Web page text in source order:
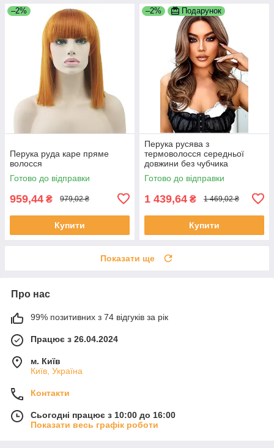
–2%
Перука руда каре пряме
волосся
Готово до відправки
959,44 ₴ 979,02 ₴
Купити
–2% Подарунок
Перука русява з
термоволосся середньої
довжини без чубчика
коричнева (LC2164)
Готово до відправки
1 439,64 ₴ 1 469,02 ₴
Купити
Показати ще
Про нас
99% позитивних з 74 відгуків за рік
Працює з 26.04.2024
м. Київ
Київ, Україна
Контакти
Сьогодні працює з 10:00 до 16:00
Показати весь графік роботи